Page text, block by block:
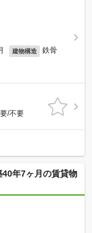
建物構造 鉄骨
/不要
年7ヶ月の賃貸物